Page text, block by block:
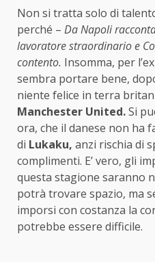
Non si tratta solo di
perché – Da Napoli
lavoratore straordinario e
contento. Insomma, per l’ex
sembra portare bene,
niente felice in terra
Manchester United.Si
ora, che il danese non ha
di Lukaku, anzi rischia di
complimenti. E’ vero, gli
questa stagione saranno
potrà trovare spazio, ma
imporsi con costanza la
potrebbe essere difficile.